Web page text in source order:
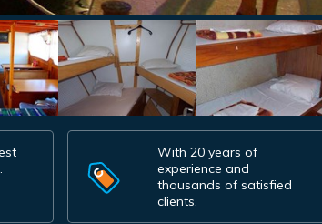
With 20 years of
experience and
thousands of satisfied
clients.